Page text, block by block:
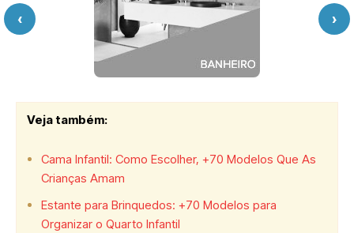
‹ ›
Veja também:
Cama Infantil: Como Escolher, +70 Modelos Que As
Crianças Amam
Estante para Brinquedos: +70 Modelos para
Organizar o Quarto Infantil